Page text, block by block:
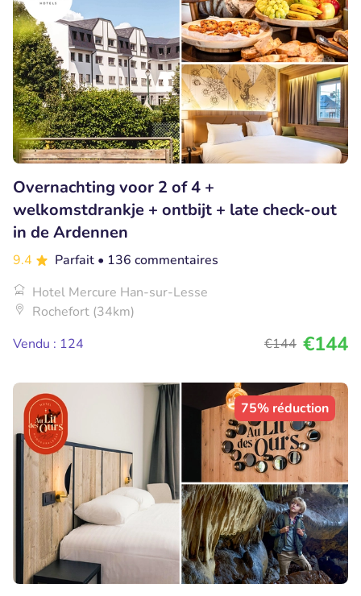
Overnachting voor 2 of 4 +
welkomstdrankje + ontbijt + late check-out
in de Ardennen
9.4 Parfait • 136 commentaires
Hotel Mercure Han-sur-Lesse
Rochefort (34km)
Vendu : 124
€144 €144
75% réduction